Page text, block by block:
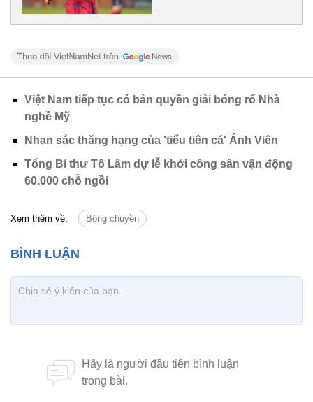
Việt Nam tiếp tục có bản quyền giải bóng rổ Nhà
nghề Mỹ
Nhan sắc thăng hạng của 'tiểu tiên cá' Ánh Viên
Tổng Bí thư Tô Lâm dự lễ khởi công sân vận động
60.000 chỗ ngồi
Xem thêm về: Bóng chuyền